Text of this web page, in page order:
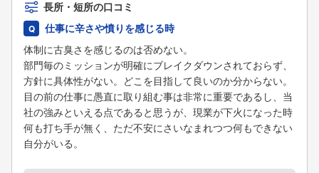
長所・短所の口コミ
仕事に辛さや憤りを感じる時
体制に古臭さを感じるのは否めない。
部門毎のミッションが明確にブレイクダウンされておらず、
方針に具体性がない。どこを目指して良いのか分からない。
目の前の仕事に愚直に取り組む事は非常に重要であるし、当
社の強みといえる点であると思うが、現業が下火になった時
何も打ち手が無く、ただ不安にさいなまれつつ何もできない
自分がいる。